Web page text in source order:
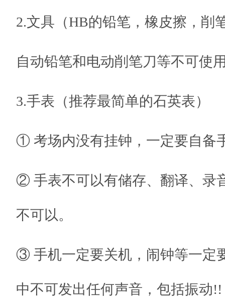
2.文具（HB的铅笔，橡皮擦，削
自动铅笔和电动削笔刀等不可使
3.手表（推荐最简单的石英表）
① 考场内没有挂钟，一定要自备
② 手表不可以有储存、翻译、录
不可以。
③ 手机一定要关机，闹钟等一定
中不可发出任何声音，包括振动!!